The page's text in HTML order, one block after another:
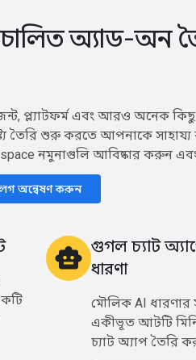
অ্যাড-অন
প্ল্যাটফর্ম এবং আরও অনেক কিছু
তৈরি শুরু করতে আপনাকে
নমুনাগুলি আবিষ্কার করুন এবং
অন্বেষণ করুন
smart_toy গুগল চ্যাট
ধারণা
মৌলিক AI ধারণার
একীভূত আটটি
চ্যাট অ্যাপ তৈরি